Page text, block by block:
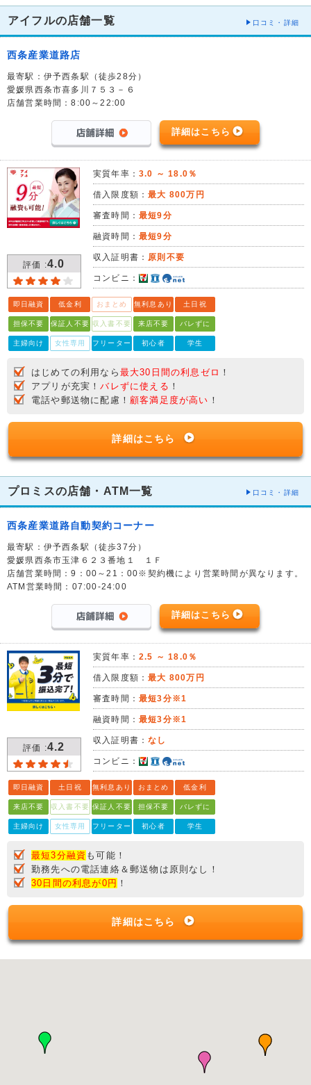
アイフルの店舗一覧 口コミ・詳細
西条産業道路店
最寄駅：伊予西条駅（徒歩28分）
愛媛県西条市喜多川７５３－６
店舗営業時間：8:00～22:00
詳細はこちら
評価 :4.0
実質年率： 3.0 ～ 18.0％
借入限度額：最大 800万円
審査時間： 最短9分
融資時間： 最短9分
収入証明書： 原則不要
コンビニ：
即日融資 低金利 おまとめ 無利息あり 土日祝
担保不要 保証人不要 収入書不要 来店不要 バレずに
主婦向け 女性専用 フリーター 初心者 学生
はじめての利用なら 最大30日間の利息ゼロ ！
アプリが充実！バレずに使える ！
電話や郵送物に配慮！ 顧客満足度が高い ！
詳細はこちら
プロミスの店舗・ATM一覧 口コミ・詳細
西条産業道路自動契約コーナー
最寄駅：伊予西条駅（徒歩37分）
愛媛県西条市玉津６２３番地１ １Ｆ
店舗営業時間：9：00～21：00※契約機により営業時間が異なります。
ATM営業時間：07:00-24:00
詳細はこちら
評価 :4.2
実質年率： 2.5 ～ 18.0％
借入限度額：最大 800万円
審査時間： 最短3分※1
融資時間： 最短3分※1
収入証明書：なし
コンビニ：
即日融資 土日祝 無利息あり おまとめ 低金利
来店不要 収入書不要 保証人不要 担保不要 バレずに
主婦向け 女性専用 フリーター 初心者 学生
最短3分融資 も可能！
勤務先への電話連絡＆郵送物は原則なし！
30日間の利息が0円 ！
詳細はこちら